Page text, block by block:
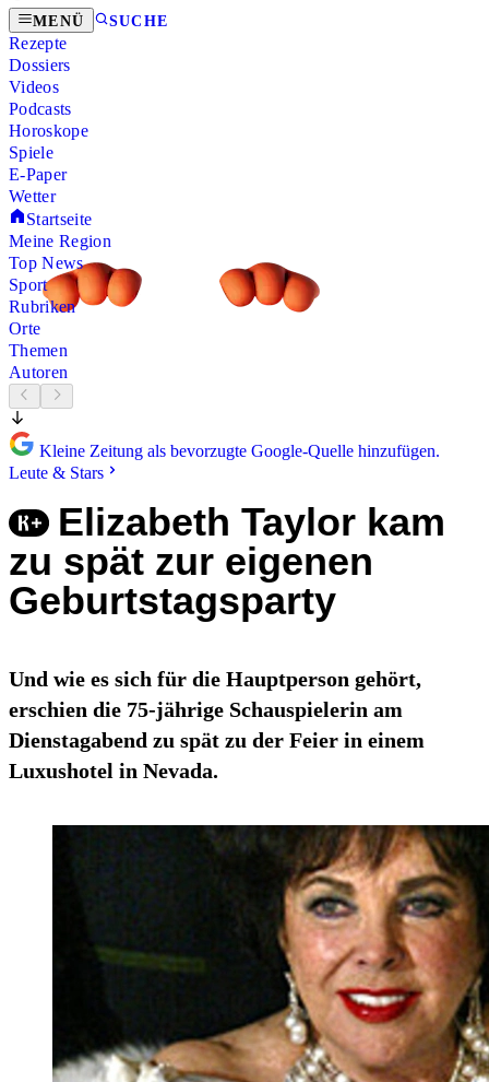
MENÜ SUCHE
Rezepte
Dossiers
Videos
Podcasts
Horoskope
Spiele
E-Paper
Wetter
Startseite
Meine Region
Top News
Sport
Rubriken
Orte
Themen
Autoren
Kleine Zeitung als bevorzugte Google-Quelle hinzufügen.
Leute & Stars
Elizabeth Taylor kam
zu spät zur eigenen
Geburtstagsparty
Und wie es sich für die Hauptperson gehört,
erschien die 75-jährige Schauspielerin am
Dienstagabend zu spät zu der Feier in einem
Luxushotel in Nevada.